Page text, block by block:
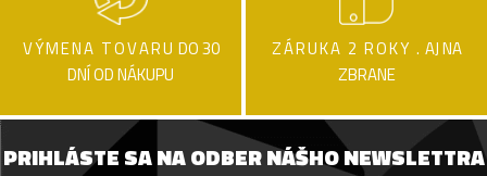
VÝMENA TOVARU DO 30
DNÍ OD NÁKUPU
ZÁRUKA 2 ROKY . AJ NA
ZBRANE
PRIHLÁSTE SA NA ODBER NÁŠHO NEWSLETTRA